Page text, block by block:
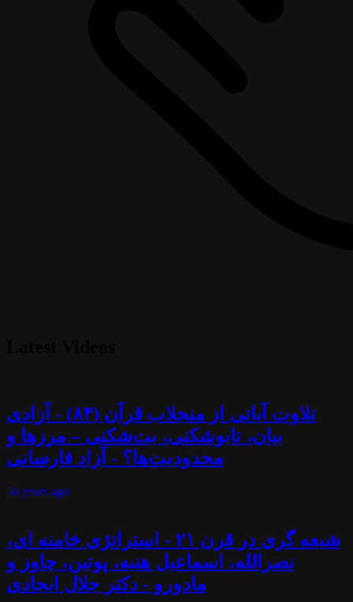
تلاوت آیاتی از منجلاب قرآن (۸۴) - آزادی
بیان، تابوشکنی، بت‌شکنی – مرزها و
محدودیت‌ها؟ - آزاد فارسانی
56 years ago
شیعه گری در قرن ۲۱ - استراتژی خامنه ای،
نصرالله، اسماعیل هنیه، پوتین، چاوز و
مادورو - دکتر جلال ایجادی